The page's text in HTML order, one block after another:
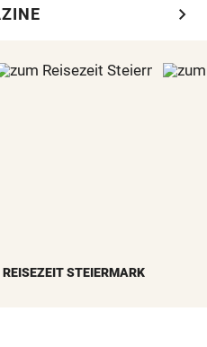
chevron_right
REISEZEIT STEIERMARK